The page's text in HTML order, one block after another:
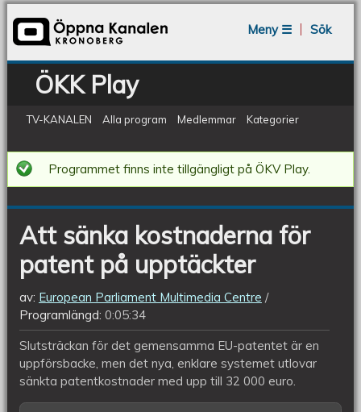
Meny ☰
Sök
ÖKK Play
TV-KANALEN Alla program Medlemmar Kategorier
Att
sänka
kostnaderna
för
patent
på
upptäckter
Programmet finns inte tillgängligt på ÖKV Play.
Att sänka kostnaderna för
patent på upptäckter
av: European Parliament Multimedia Centre
Programlängd: 0:05:34
Slutsträckan för det gemensamma EU-patentet är en
uppförsbacke, men det nya, enklare systemet utlovar
sänkta patentkostnader med upp till 32 000 euro.